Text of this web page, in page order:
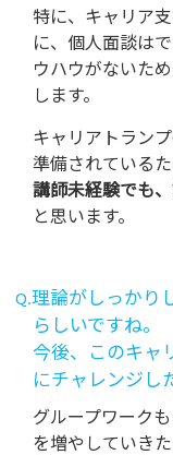
特に、キャリア
に、個人面談は
ウハウがないた
します。
キャリアトラン
準備されているた
講師未経験でも
と思います。
Q.理論がしっかり
らしいですね。
今後、このキャ
にチャレンジし
グループワーク
を増やしていきた